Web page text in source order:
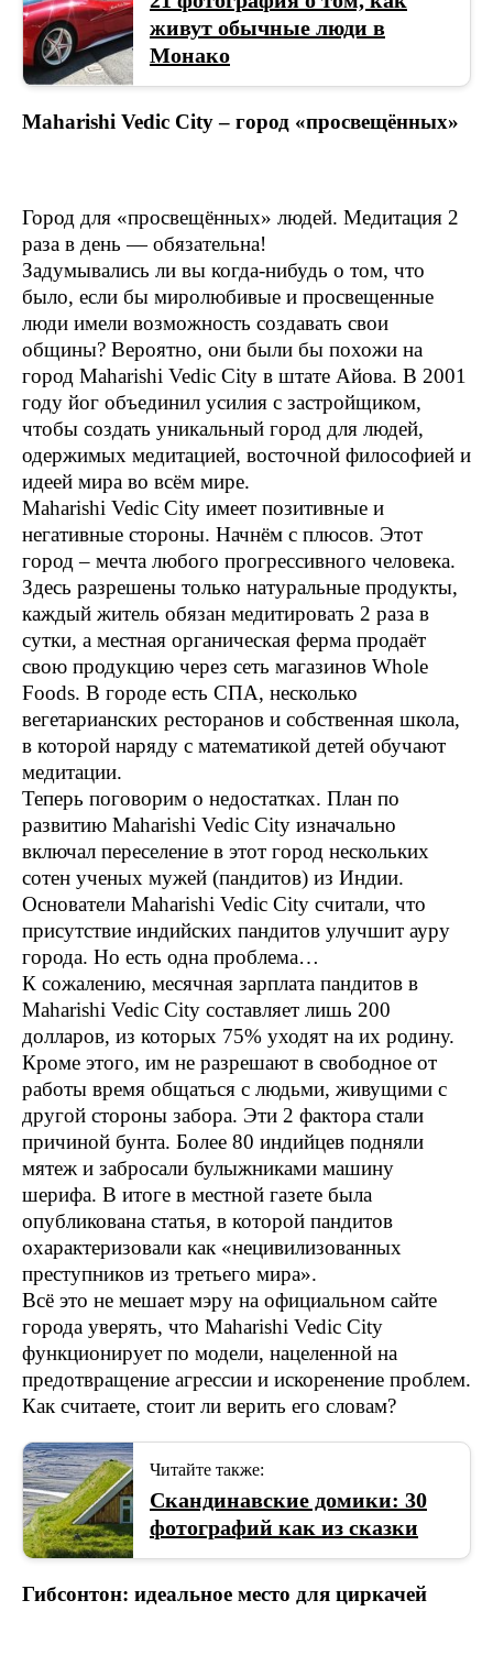
живут обычные люди в
Монако
Maharishi Vedic City – город «просвещённых»
Город для «просвещённых» людей. Медитация 2
раза в день — обязательна!
Задумывались ли вы когда-нибудь о том, что
было, если бы миролюбивые и просвещенные
люди имели возможность создавать свои
общины? Вероятно, они были бы похожи на
город Maharishi Vedic City в штате Айова. В 2001
году йог объединил усилия с застройщиком,
чтобы создать уникальный город для людей,
одержимых медитацией, восточной философией и
идеей мира во всём мире.
Maharishi Vedic City имеет позитивные и
негативные стороны. Начнём с плюсов. Этот
город – мечта любого прогрессивного человека.
Здесь разрешены только натуральные продукты,
каждый житель обязан медитировать 2 раза в
сутки, а местная органическая ферма продаёт
свою продукцию через сеть магазинов Whole
Foods. В городе есть СПА, несколько
вегетарианских ресторанов и собственная школа,
в которой наряду с математикой детей обучают
медитации.
Теперь поговорим о недостатках. План по
развитию Maharishi Vedic City изначально
включал переселение в этот город нескольких
сотен ученых мужей (пандитов) из Индии.
Основатели Maharishi Vedic City считали, что
присутствие индийских пандитов улучшит ауру
города. Но есть одна проблема…
К сожалению, месячная зарплата пандитов в
Maharishi Vedic City составляет лишь 200
долларов, из которых 75% уходят на их родину.
Кроме этого, им не разрешают в свободное от
работы время общаться с людьми, живущими с
другой стороны забора. Эти 2 фактора стали
причиной бунта. Более 80 индийцев подняли
мятеж и забросали булыжниками машину
шерифа. В итоге в местной газете была
опубликована статья, в которой пандитов
охарактеризовали как «нецивилизованных
преступников из третьего мира».
Всё это не мешает мэру на официальном сайте
города уверять, что Maharishi Vedic City
функционирует по модели, нацеленной на
предотвращение агрессии и искоренение проблем.
Как считаете, стоит ли верить его словам?
Читайте также:
Скандинавские домики: 30
фотографий как из сказки
Гибсонтон: идеальное место для циркачей